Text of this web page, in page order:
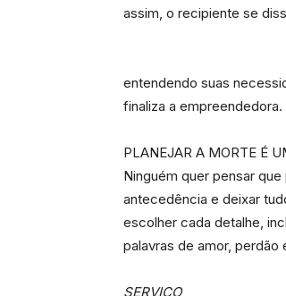
assim, o recipiente se
entendendo suas
finaliza a empreendedora.
PLANEJAR A MORTE É
Ninguém quer pensar
antecedência e deixar
escolher cada detalhe,
palavras de amor,
SERVIÇO